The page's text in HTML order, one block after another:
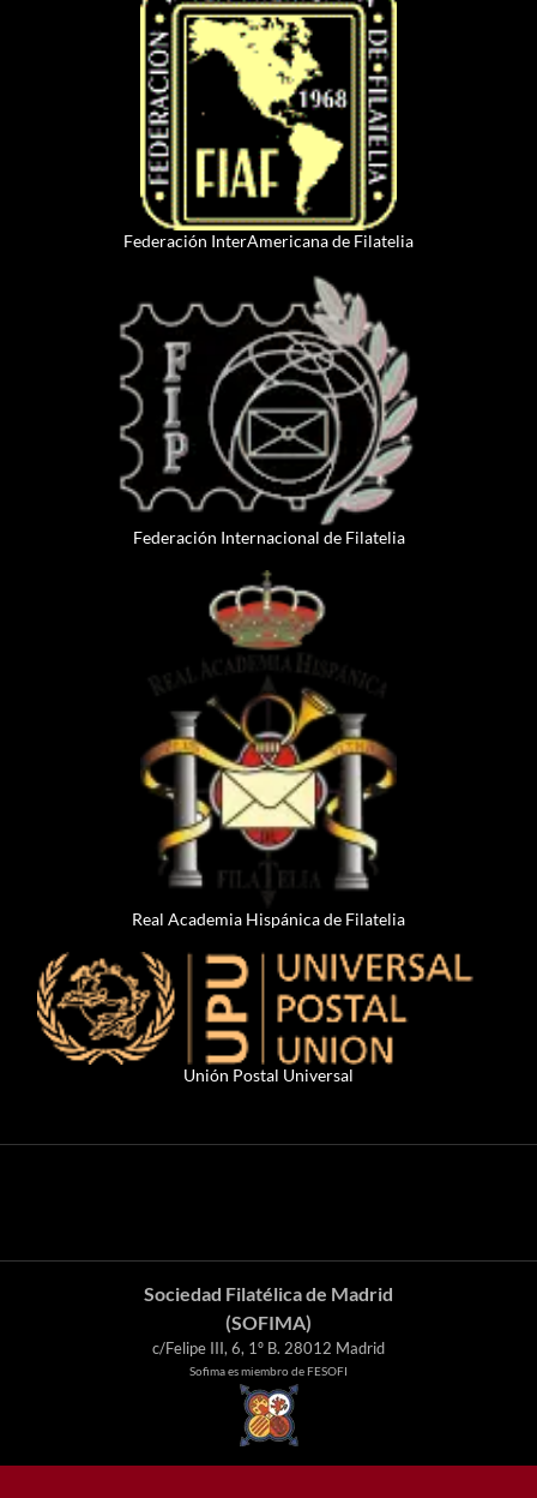
Federación InterAmericana de Filatelia
Federación Internacional de Filatelia
Real Academia Hispánica de Filatelia
Unión Postal Universal
Sociedad Filatélica de Madrid
(SOFIMA)
c/Felipe III, 6, 1º B. 28012 Madrid
Sofima es miembro de FESOFI